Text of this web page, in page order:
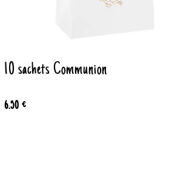
10 sachets Communion
6.50 €